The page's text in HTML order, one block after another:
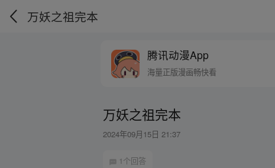
万妖之祖完本
腾讯动漫App
海量正版漫画畅快看
万妖之祖完本
2024年09月15日 21:37
1个回答